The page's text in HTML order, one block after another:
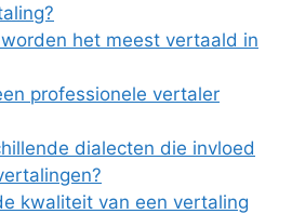
het meest vertaald in
professionele vertaler
dialecten die invloed
kwaliteit van een vertaling